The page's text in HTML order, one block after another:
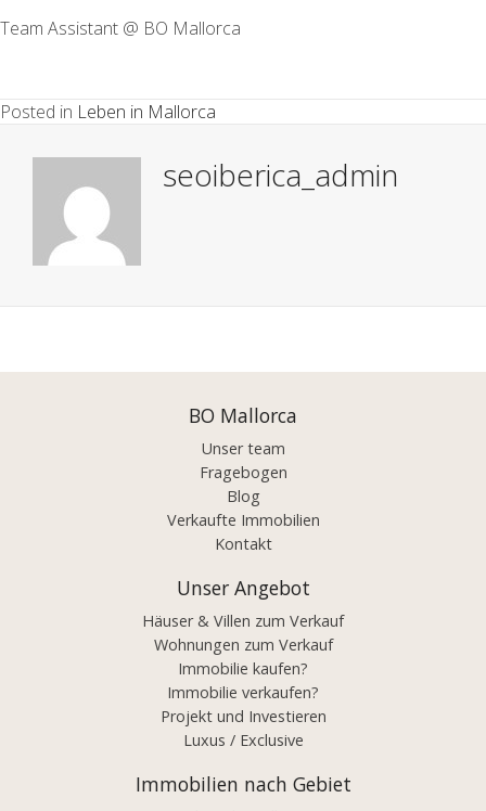
Team Assistant @ BO Mallorca
Posted in Leben in Mallorca
seoiberica_admin
navigation
BO Mallorca
Unser team
Fragebogen
Blog
Verkaufte Immobilien
Kontakt
Unser Angebot
Häuser & Villen zum Verkauf
Wohnungen zum Verkauf
Immobilie kaufen?
Immobilie verkaufen?
Projekt und Investieren
Luxus / Exclusive
Immobilien nach Gebiet